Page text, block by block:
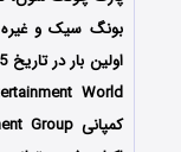
بونگ سیک و غیره